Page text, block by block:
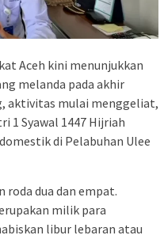
Aceh kini menunjukkan
melanda pada akhir
aktivitas mulai menggeliat,
1 Syawal 1447 Hijriah
di Pelabuhan Ulee
roda dua dan empat.
milik para
libur lebaran atau